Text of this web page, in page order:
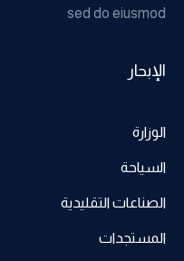
sed do eiusmod
الإبحار
الوزارة
السياحة
الصناعات التقليدية
المستجدات